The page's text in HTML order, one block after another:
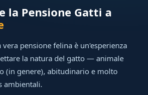
la Pensione Gatti a
pensione felina è un'esperienza
la natura del gatto — animale
(in genere), abitudinario e molto
ambientali.